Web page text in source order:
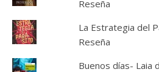
Reseña
La Estrategia del
Reseña
Buenos días- Laia